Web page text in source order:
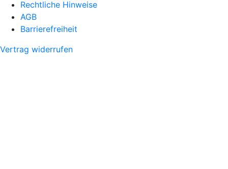
Rechtliche Hinweise
AGB
Barrierefreiheit
Vertrag widerrufen